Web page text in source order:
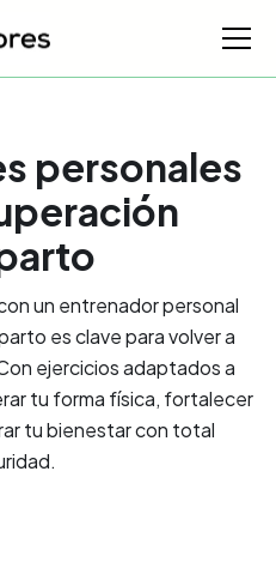
personales
un entrenador personal
es clave para volver a
ejercicios adaptados a
tu forma física, fortalecer
tu bienestar con total